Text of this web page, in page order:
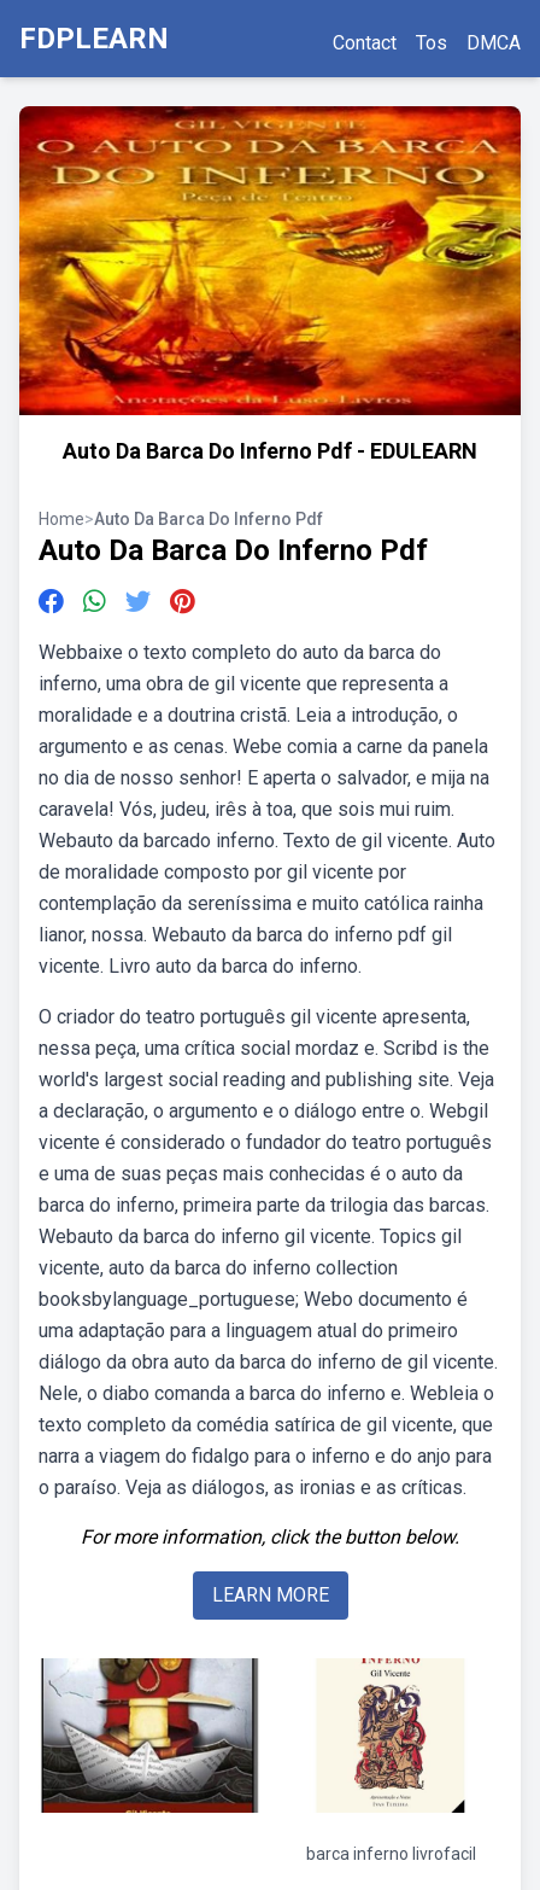
FDPLEARN Contact Tos DMCA
Auto Da Barca Do Inferno Pdf - EDULEARN
Home>Auto Da Barca Do Inferno Pdf
Auto Da Barca Do Inferno Pdf
Webbaixe o texto completo do auto da barca do
inferno, uma obra de gil vicente que representa a
moralidade e a doutrina cristã. Leia a introdução, o
argumento e as cenas. Webe comia a carne da panela
no dia de nosso senhor! E aperta o salvador, e mija na
caravela! Vós, judeu, irês à toa, que sois mui ruim.
Webauto da barcado inferno. Texto de gil vicente. Auto
de moralidade composto por gil vicente por
contemplação da sereníssima e muito católica rainha
lianor, nossa. Webauto da barca do inferno pdf gil
vicente. Livro auto da barca do inferno.
O criador do teatro português gil vicente apresenta,
nessa peça, uma crítica social mordaz e. Scribd is the
world's largest social reading and publishing site. Veja
a declaração, o argumento e o diálogo entre o. Webgil
vicente é considerado o fundador do teatro português
e uma de suas peças mais conhecidas é o auto da
barca do inferno, primeira parte da trilogia das barcas.
Webauto da barca do inferno gil vicente. Topics gil
vicente, auto da barca do inferno collection
booksbylanguage_portuguese; Webo documento é
uma adaptação para a linguagem atual do primeiro
diálogo da obra auto da barca do inferno de gil vicente.
Nele, o diabo comanda a barca do inferno e. Webleia o
texto completo da comédia satírica de gil vicente, que
narra a viagem do fidalgo para o inferno e do anjo para
o paraíso. Veja as diálogos, as ironias e as críticas.
For more information, click the button below.
LEARN MORE
barca inferno livrofacil